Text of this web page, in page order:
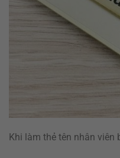
Khi làm thẻ tên nhân